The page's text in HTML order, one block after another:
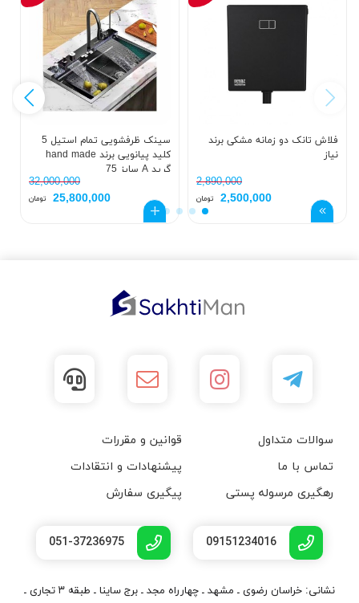
فلاش تانک دو زمانه مشکی برند
نیاز
2,890,000
2,500,000 تومان
سینک ظرفشویی تمام استیل 5
کلید پیانویی برند hand made
گرید A سایز 75
32,000,000
25,800,000 تومان
سوالات متداول
قوانین و مقررات
تماس با ما
پیشنهادات و انتقادات
رهگیری مرسوله پستی
پیگیری سفارش
09151234016
051-37236975
نشانی: خراسان رضوی ـ مشهد ـ چهارراه مجد ـ برج ساینا ـ طبقه ۳ تجاری ـ